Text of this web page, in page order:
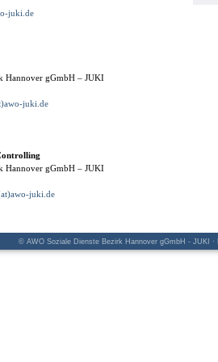
juki.de
Hannover gGmbH – JUKI
juki.de
Hannover gGmbH – JUKI
juki.de
© AWO Soziale Dienste Bezirk Hannover gGmbH - JUKI ·